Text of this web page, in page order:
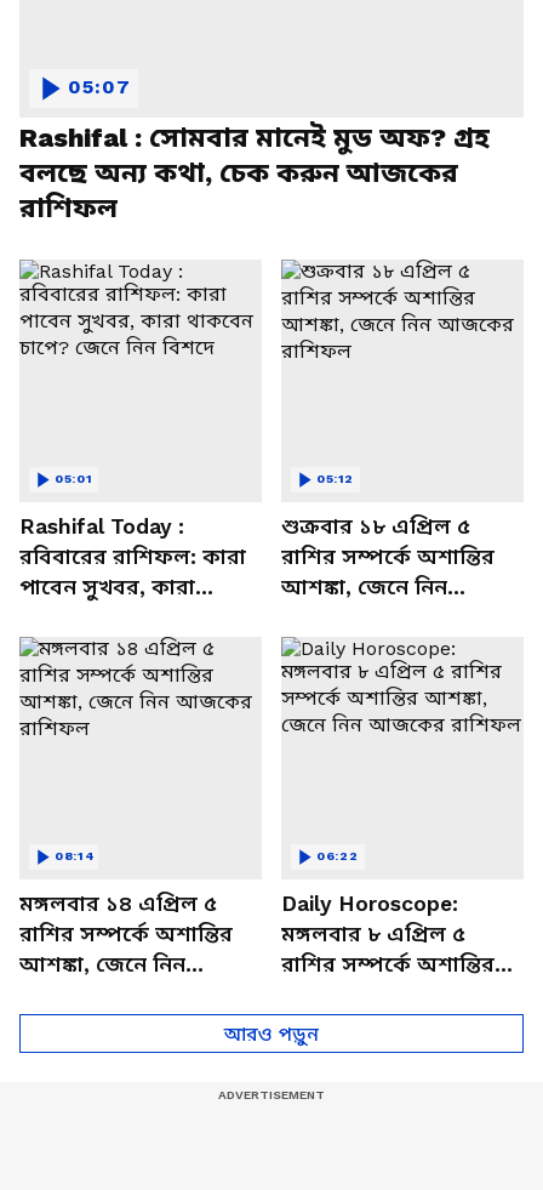
Rashifal : সোমবার মানেই মুড অফ? গ্রহ
বলছে অন্য কথা, চেক করুন আজকের
রাশিফল
05:07
Rashifal Today :
রবিবারের রাশিফল: কারা
পাবেন সুখবর, কারা
বিশদে
05:01
শুক্রবার ১৮ এপ্রিল ৫
রাশির সম্পর্কে অশান্তির
আশঙ্কা, জেনে নিন
05:12
মঙ্গলবার ১৪ এপ্রিল ৫
রাশির সম্পর্কে অশান্তির
আশঙ্কা, জেনে নিন
08:14
Daily Horoscope:
মঙ্গলবার ৮ এপ্রিল ৫
রাশির সম্পর্কে অশান্তির
আজকের রাশিফল
06:22
আরও পড়ুন